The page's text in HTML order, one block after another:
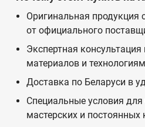
Оригинальная продукция
от официального
Экспертная консультация
материалов и
Доставка по Беларуси в
Специальные условия
мастерских и постоянных